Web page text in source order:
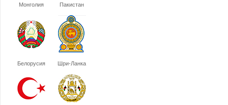
Монголия Пакистан
Белорусия Шри-Ланка